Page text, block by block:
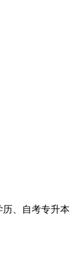
、自考专升本